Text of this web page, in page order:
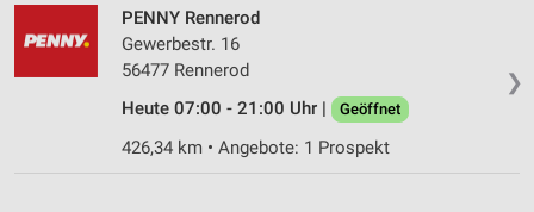
❯
PENNY Rennerod
Gewerbestr. 16
56477 Rennerod
Heute 07:00 - 21:00 Uhr |
Geöffnet
426,34 km • Angebote: 1 Prospekt